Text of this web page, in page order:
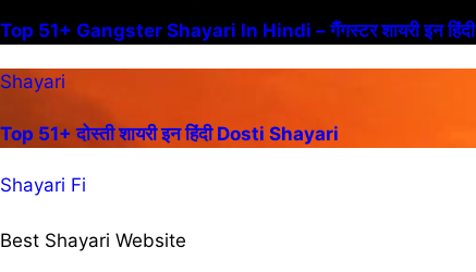
Top 51+ Gangster Shayari In Hindi – गैंगस्टर शायरी इन हिंदी
Shayari
Top 51+ दोस्ती शायरी इन हिंदी Dosti Shayari
Shayari Fi
Best Shayari Website